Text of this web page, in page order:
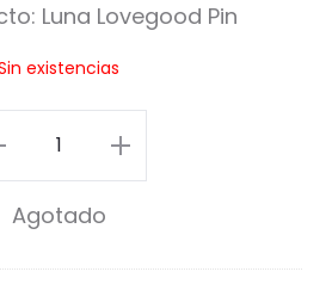
o
e
g
o
Luna Lovegood Pin
existencias
Agotado